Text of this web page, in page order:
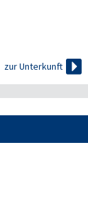
zur Unterkunft 